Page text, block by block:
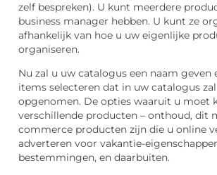
zelf bespreken). U kunt meerdere
business manager hebben. U kunt ze
afhankelijk van hoe u uw eigenlijke
organiseren.
Nu zal u uw catalogus een naam geven
items selecteren dat in uw catalogus
opgenomen. De opties waaruit u moet
verschillende producten – onthoud, dit
commerce producten zijn die u online
adverteren voor vakantie-
bestemmingen, en daarbuiten.